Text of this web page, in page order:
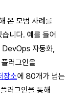
온 모범 사례를
니다. 예를 들어
DevOps 자동화,
러그인을
장소에 80개가 넘는
러그인을 통해